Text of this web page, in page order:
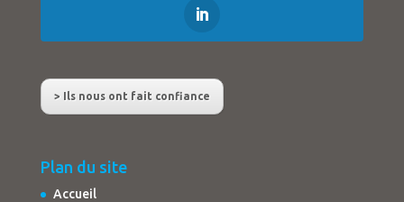
> Ils nous ont fait confiance
Plan du site
Accueil